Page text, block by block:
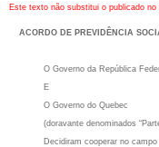
Este texto não substitui o publicado no
ACORDO DE PREVIDÊNCIA
O Governo da República
E
O Governo do Quebec
(doravante denominados
Decidiram cooperar no